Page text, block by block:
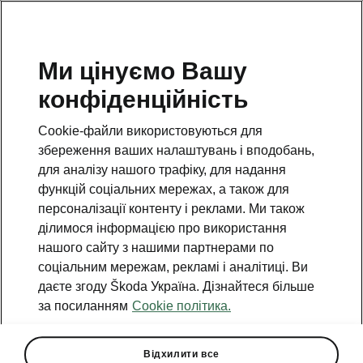
Повернутись на попередню сторінку
Назад
Як активувати застосунок
Ми цінуємо Вашу
конфіденційність
Cookie-файли використовуються для
збереження ваших налаштувань і вподобань,
для аналізу нашого трафіку, для надання
функцій соціальних мережах, а також для
персоналізації контенту і реклами. Ми також
ділимося інформацією про використання
нашого сайту з нашими партнерами по
соціальним мережам, рекламі і аналітиці. Ви
даєте згоду Škoda Україна. Дізнайтеся більше
за посиланням Cookie політика.
Відхилити все